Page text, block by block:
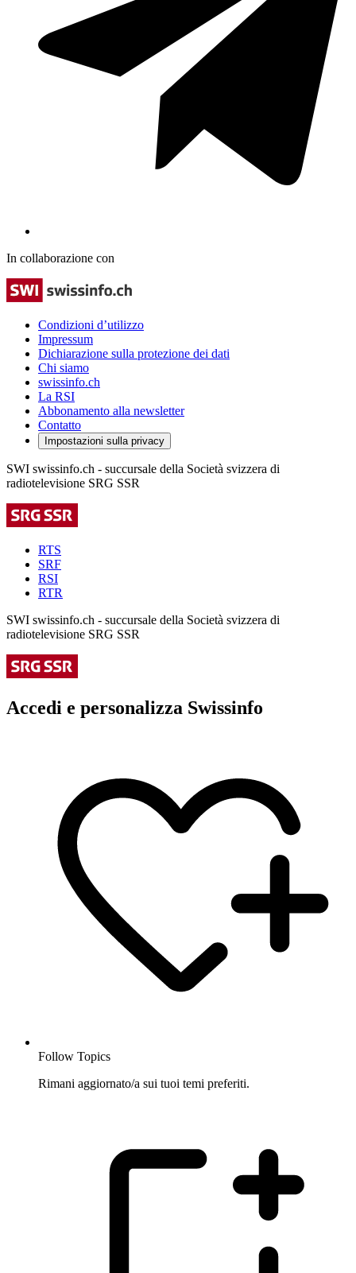
In collaborazione con
Condizioni d’utilizzo
Impressum
Dichiarazione sulla protezione dei dati
Chi siamo
swissinfo.ch
La RSI
Abbonamento alla newsletter
Contatto
Impostazioni sulla privacy
SWI swissinfo.ch - succursale della Società svizzera di
radiotelevisione SRG SSR
RTS
SRF
RSI
RTR
SWI swissinfo.ch - succursale della Società svizzera di
radiotelevisione SRG SSR
Accedi e personalizza Swissinfo
Follow Topics
Rimani aggiornato/a sui tuoi temi preferiti.